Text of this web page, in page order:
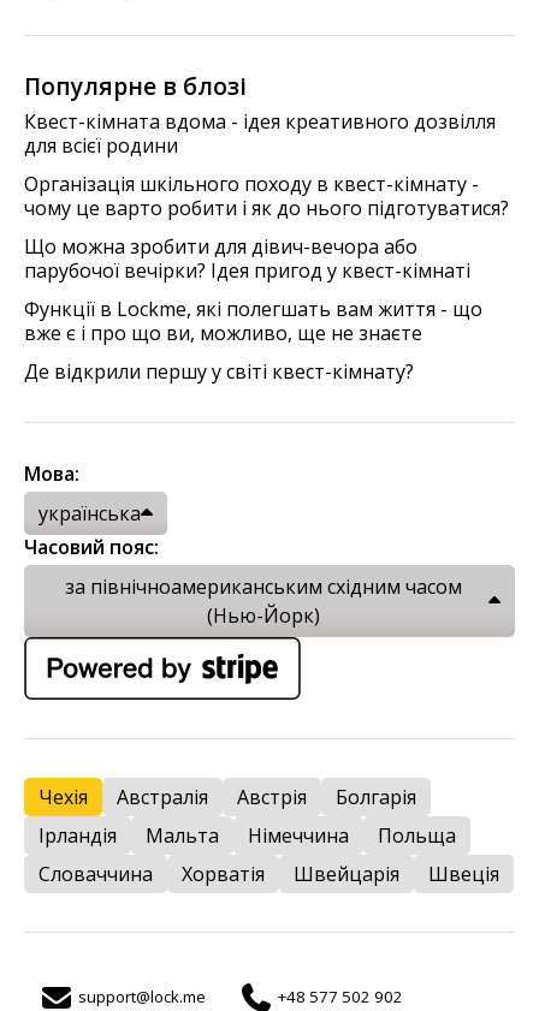
Популярне в блозі
Квест-кімната вдома - ідея креативного дозвілля
для всієї родини
Організація шкільного походу в квест-кімнату -
чому це варто робити і як до нього підготуватися?
Що можна зробити для дівич-вечора або
парубочої вечірки? Ідея пригод у квест-кімнаті
Функції в Lockme, які полегшать вам життя - що
вже є і про що ви, можливо, ще не знаєте
Де відкрили першу у світі квест-кімнату?
Мова:
українська
Часовий пояс:
за північноамериканським східним часом
(Нью-Йорк)
Чехія Австралія Австрія
Болгарія
Ірландія
Мальта Німеччина
Польща
Словаччина
Хорватія Швейцарія Швеція
support@lock.me +48 577 502 902